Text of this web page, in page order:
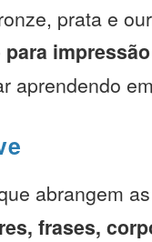
prata e
impressão
aprendendo
abrangem
frases,